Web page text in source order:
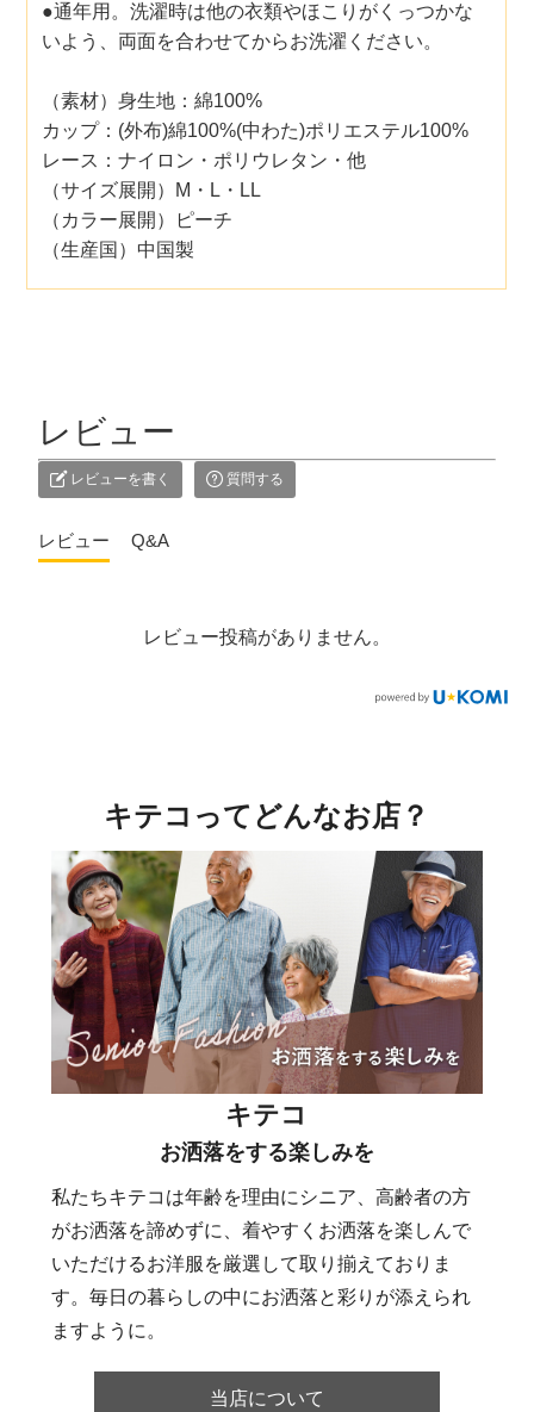
●通年用。洗濯時は他の衣類やほこりがくっつかな
いよう、両面を合わせてからお洗濯ください。
（素材）身生地：綿100%
カップ：(外布)綿100%(中わた)ポリエステル100%
レース：ナイロン・ポリウレタン・他
（サイズ展開）M・L・LL
（カラー展開）ピーチ
（生産国）中国製
レビュー
レビューを書く 質問する
レビュー Q&A
レビュー投稿がありません。
キテコってどんなお店？
キテコ
お洒落をする楽しみを
私たちキテコは年齢を理由にシニア、高齢者の方
がお洒落を諦めずに、着やすくお洒落を楽しんで
いただけるお洋服を厳選して取り揃えておりま
す。毎日の暮らしの中にお洒落と彩りが添えられ
ますように。
当店について